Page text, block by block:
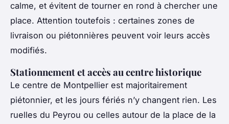
calme, et évitent de tourner en rond à chercher une
place. Attention toutefois : certaines zones de
livraison ou piétonnières peuvent voir leurs accès
modifiés.
Stationnement et accès au centre historique
Le centre de Montpellier est majoritairement
piétonnier, et les jours fériés n’y changent rien. Les
ruelles du Peyrou ou celles autour de la place de la